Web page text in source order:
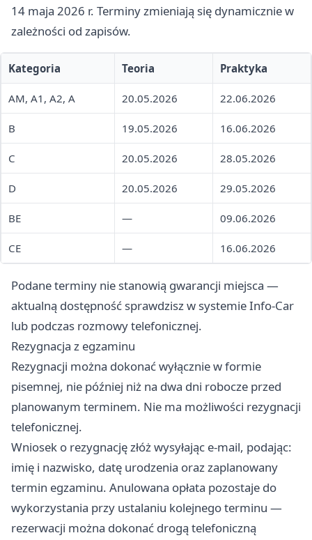
14 maja 2026 r. Terminy zmieniają się dynamicznie w
zależności od zapisów.
Kategoria Teoria Praktyka
AM, A1, A2, A 20.05.2026 22.06.2026
B 19.05.2026 16.06.2026
C 20.05.2026 28.05.2026
D 20.05.2026 29.05.2026
BE — 09.06.2026
CE — 16.06.2026
Podane terminy nie stanowią gwarancji miejsca —
aktualną dostępność sprawdzisz w systemie Info-Car
lub podczas rozmowy telefonicznej.
Rezygnacja z egzaminu
Rezygnacji można dokonać wyłącznie w formie
pisemnej, nie później niż na dwa dni robocze przed
planowanym terminem. Nie ma możliwości rezygnacji
telefonicznej.
Wniosek o rezygnację złóż wysyłając e-mail, podając:
imię i nazwisko, datę urodzenia oraz zaplanowany
termin egzaminu. Anulowana opłata pozostaje do
wykorzystania przy ustalaniu kolejnego terminu —
rezerwacji można dokonać drogą telefoniczną